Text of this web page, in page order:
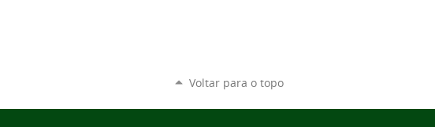
Voltar para o topo